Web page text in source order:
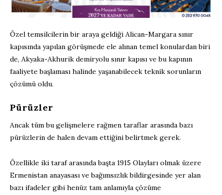
Özel temsilcilerin bir araya geldiği Alican-Margara sınır
kapısında yapılan görüşmede ele alınan temel konulardan biri
de, Akyaka-Akhurik demiryolu sınır kapısı ve bu kapının
faaliyete başlaması halinde yaşanabilecek teknik sorunların
çözümü oldu.
Pürüzler
Ancak tüm bu gelişmelere rağmen taraflar arasında bazı
pürüzlerin de halen devam ettiğini belirtmek gerek.
Özellikle iki taraf arasında başta 1915 Olayları olmak üzere
Ermenistan anayasası ve bağımsızlık bildirgesinde yer alan
bazı ifadeler gibi henüz tam anlamıyla çözüme